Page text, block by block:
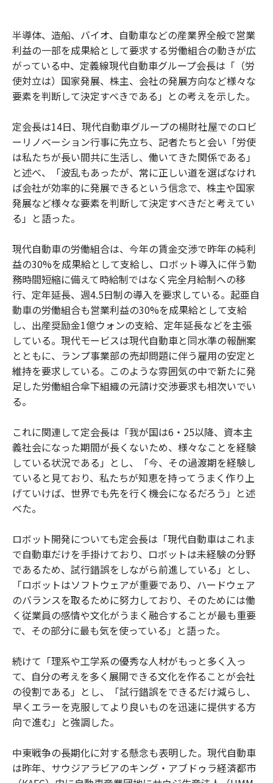
半導体、造船、バイオ、自動車などの産業界全般で営業
利益の一部を成果給として要求する労働組合の動きが広
がっている中、定義線現代自動車グループ会長は「（労
使対立は）国家発展、株主、会社の発展方向など様々な
要素を判断して決定すべきである」との考えを示した。
定会長は14日、現代自動車グループの楊財社屋でのロビ
ーリノベーション行事に先立ち、記者たちと会い「労使
は私たちが長い間共に生活し、働いてきた関係である」
と述べ、「波乱もあったが、常に正しい道を選ばなけれ
ば会社が効率的に発展できるという信念で、株主や国家
発展など様々な要素を判断して決定すべきだと考えてい
る」と語った。
現代自動車の労働組合は、今年の賃金交渉で昨年の純利
益の30%を成果給として支給し、ロボット導入に伴う勤
務時間短縮に備えて時給制ではなく完全月給制への移
行、定年延長、週4.5日制の導入を要求している。起亜自
動車の労働組合も営業利益の30%を成果給として支給
し、出産奨励金1億ウォンの支給、定年延長などを主張
している。現代モービスは現代自動車と同水準の報酬案
とともに、ランプ事業部の売却問題に伴う雇用の安定と
維持を要求している。このような雰囲気の中で新たに発
足した労働組合傘下組織の元請け交渉要求も相次いでい
る。
これに関連して定会長は「我が国は6・25以降、資本主
義社会になった期間が長くないため、様々なことを経験
している状況である」とし、「今、その過渡期を経験し
ていると見ており、私たちが知恵を持ってうまく作り上
げていけば、世界でも先を行く機会になるだろう」と述
べた。
ロボット開発についても定会長は「現代自動車はこれま
で自動車だけを手掛けており、ロボットは未経験の分野
であるため、試行錯誤をしながら前進している」とし、
「ロボットはソフトウェアが重要であり、ハードウェア
のバランスを取るために努力しており、そのためには働
く従業員の感情や文化がうまく融合することが最も重要
で、その部分に最も気を使っている」と語った。
続けて「理系や工学系の優秀な人材がもっと多く入っ
て、自分の考えを多く展開できる文化を作ることが会社
の役割である」とし、「試行錯誤をできるだけ減らし、
早くエラーを克服してより良いものを迅速に提供する方
向で進む」と強調した。
中東戦争の長期化に対する懸念も表明した。現代自動車
は昨年、サウジアラビアのキング・アブドゥラ経済都市